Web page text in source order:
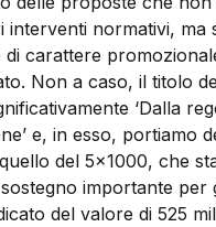
interventi normativi, ma
di carattere
Non a caso, il titolo
‘Dalla
e, in esso, portiamo
del 5×1000, che
importante per
del valore di 525